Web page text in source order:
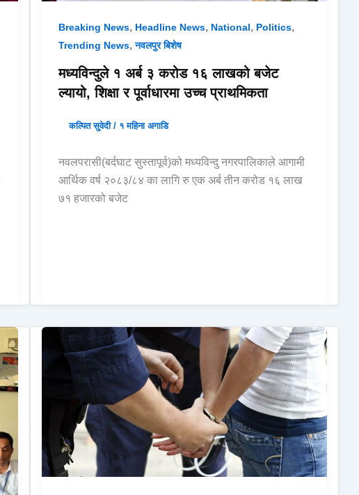
Breaking News, Headline News, National, Politics,
Trending News,नवलपुर बिशेष
मध्यविन्दुले १ अर्ब ३ करोड १६ लाखको बजेट
ल्यायो, शिक्षा र पूर्वाधारमा उच्च प्राथमिकता
कल्पित सुवेदी/ १ महिना अगाडि
नवलपरासी(बर्दघाट सुस्तापूर्व)को मध्यविन्दु नगरपालिकाले आगामी
आर्थिक वर्ष २०८३/८४ का लागि रु एक अर्ब तीन करोड १६ लाख
७१ हजारको बजेट